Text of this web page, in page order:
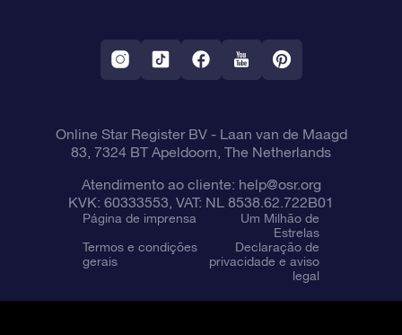
Aplicativo RV Fly me to the stars
Constelações
Online Star Register BV- Laan van de Maagd
83, 7324 BT Apeldoorn, The Netherlands
Atendimento ao cliente: help@osr.org
KVK: 60333553, VAT: NL 8538.62.722B01
Página de imprensa
Um Milhão de
Estrelas
Termos e condições
gerais
Declaração de
privacidade e aviso
legal